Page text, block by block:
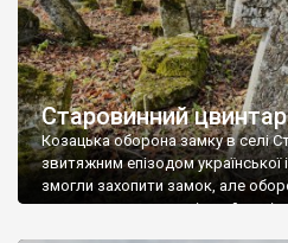
Старовинний цвинтар
Козацька оборона замку в селі
звитяжним епізодом української
змогли захопити замок, але
поховали на цвинтарі, який тоді